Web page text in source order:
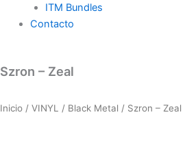
ITM Bundles
Contacto
Szron – Zeal
Inicio / VINYL / Black Metal / Szron – Zeal